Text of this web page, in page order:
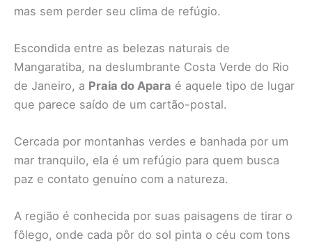
mas sem perder seu clima de refúgio.
Escondida entre as belezas naturais de
Mangaratiba, na deslumbrante Costa Verde do Rio
de Janeiro, a Praia do Apara é aquele tipo de lugar
que parece saído de um cartão-postal.
Cercada por montanhas verdes e banhada por um
mar tranquilo, ela é um refúgio para quem busca
paz e contato genuíno com a natureza.
A região é conhecida por suas paisagens de tirar o
fôlego, onde cada pôr do sol pinta o céu com tons